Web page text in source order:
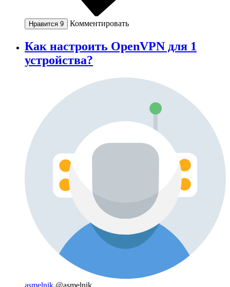
Нравится 9 Комментировать
Как настроить OpenVPN для 1
устройства?
asmelnik @asmelnik